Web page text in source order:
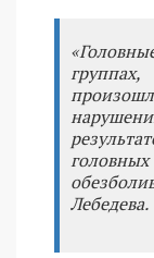
Лебедева.